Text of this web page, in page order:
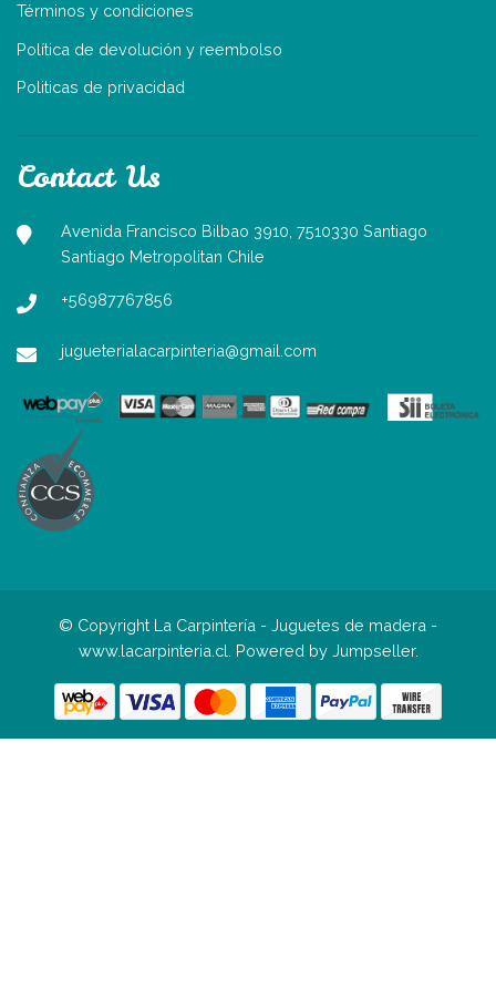
Términos y condiciones
Política de devolución y reembolso
Politicas de privacidad
Contact Us
Avenida Francisco Bilbao 3910, 7510330 Santiago
Santiago Metropolitan Chile
+56987767856
jugueterialacarpinteria@gmail.com
© Copyright La Carpintería - Juguetes de madera -
www.lacarpinteria.cl. Powered by Jumpseller.